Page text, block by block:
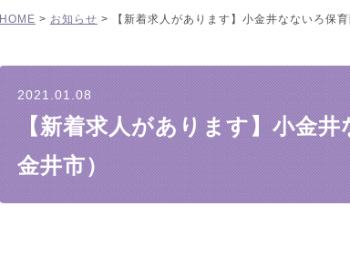
HOME > お知らせ > 【新着求人があります】小金井なないろ保
2021.01.08
【新着求人があります】小金
金井市）